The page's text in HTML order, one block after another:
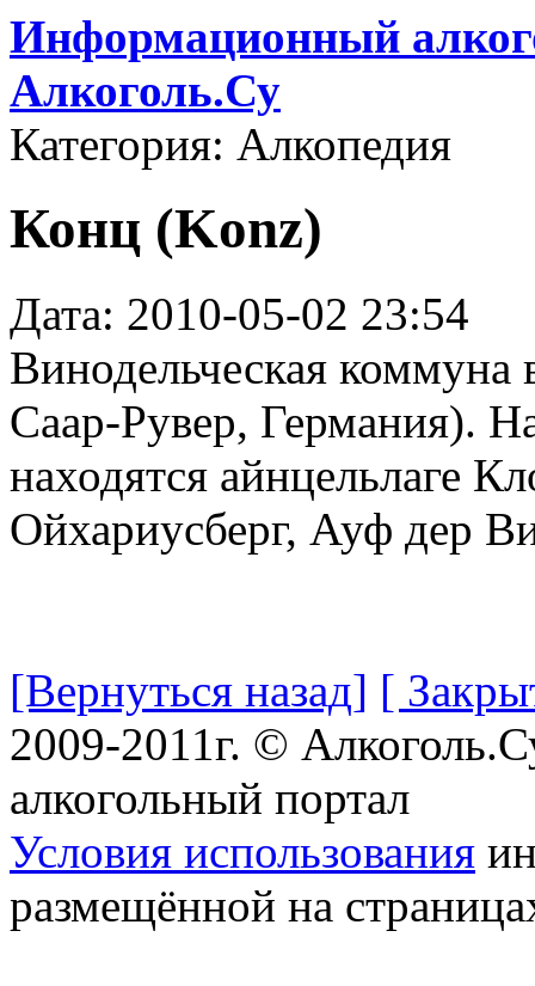
Информационный
Алкоголь.Су
Категория: Алкопедия
Конц (Konz)
Дата: 2010-05-02 23:54
Винодельческая коммуна
Саар-Рувер, Германия).
находятся айнцельлаге
Ойхариусберг, Ауф дер
[Вернуться назад] [
2009-2011г. ©
алкогольный портал
Условия использования
размещённой на